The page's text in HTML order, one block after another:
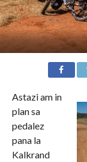
Astazi am in
plan sa
pedalez
pana la
Kalkrand